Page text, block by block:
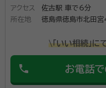
アクセス
佐古駅 車で6分
所在地
徳島県徳島市北田
\「いい相続」に
phone お電話